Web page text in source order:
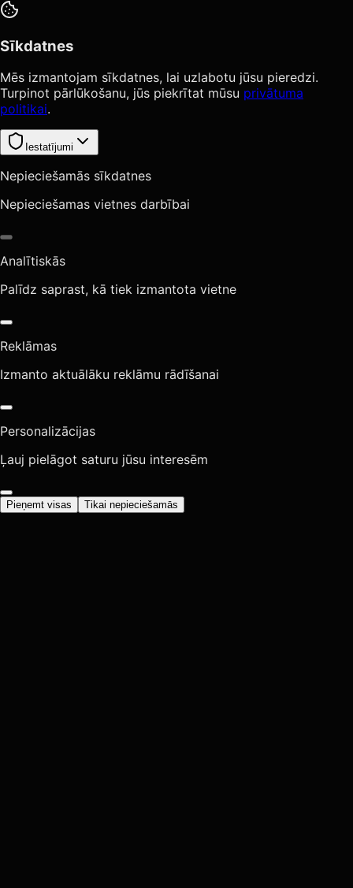
Sīkdatnes
Mēs izmantojam sīkdatnes, lai uzlabotu jūsu pieredzi.
Turpinot pārlūkošanu, jūs piekrītat mūsu privātuma
politikai.
Iestatījumi
Nepieciešamās sīkdatnes
Nepieciešamas vietnes darbībai
Analītiskās
Palīdz saprast, kā tiek izmantota vietne
Reklāmas
Izmanto aktuālāku reklāmu rādīšanai
Personalizācijas
Ļauj pielāgot saturu jūsu interesēm
Pieņemt visas Tikai nepieciešamās